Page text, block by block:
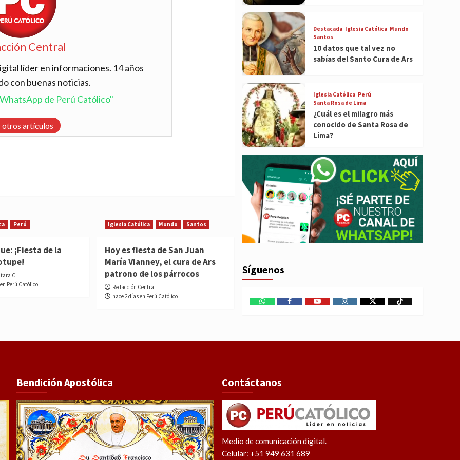
Central
líder en informaciones. 14 años
con buenas noticias.
de Perú Católico"
otros artículos
Perú
¡Fiesta de la
C.
Perú Católico
Iglesia Católica Mundo Santos
Hoy es fiesta de San Juan
María Vianney, el cura de Ars
patrono de los párrocos
Redacción Central
hace 2 días en Perú Católico
Destacada Iglesia Católica Mundo
Santos
10 datos que tal vez no
sabías del Santo Cura de Ars
Iglesia Católica Perú
Santa Rosa de Lima
¿Cuál es el milagro más
conocido de Santa Rosa de
Lima?
Síguenos
WhatsAppFacebookYoutubeInstagram
X TikTok
Bendición Apostólica Contáctanos
Medio de comunicación digital.
Celular: +51 949 631 689